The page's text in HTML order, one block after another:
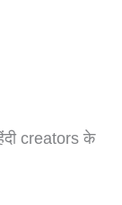
creators के